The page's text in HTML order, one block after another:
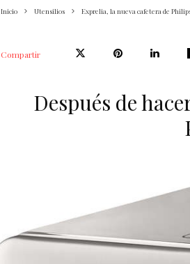
Inicio Utensilios Exprelia, la nueva cafetera de
Compartir
Después de